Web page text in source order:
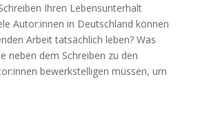
Ihren Lebensunterhalt
Autor:innen in Deutschland können
Arbeit tatsächlich leben? Was
neben dem Schreiben zu den
bewerkstelligen müssen, um